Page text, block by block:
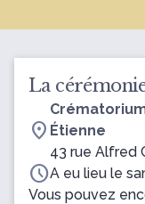
La
location_on Étienne
43 rue Alfred
scheduleA eu lieu le
Vous pouvez